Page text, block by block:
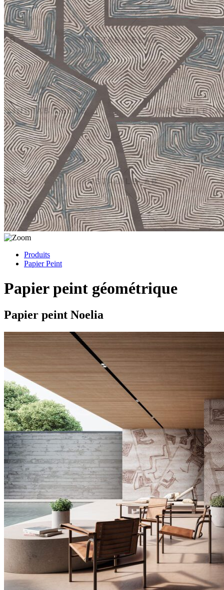
Produits
Papier Peint
Papier peint géométrique
Papier peint Noelia